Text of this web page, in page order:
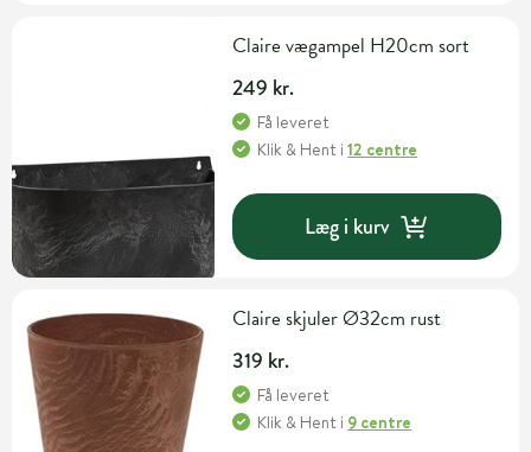
Claire vægampel H20cm sort
249 kr.
Få leveret
Klik & Hent i12 centre
Læg i kurv
Claire skjuler Ø32cm rust
319 kr.
Få leveret
Klik & Hent i 9 centre